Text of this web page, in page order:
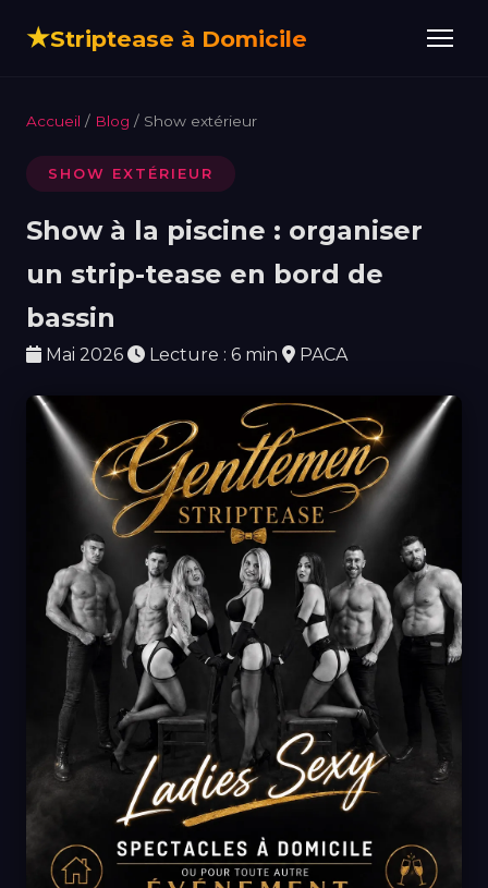
★Striptease à Domicile
Accueil / Blog / Show extérieur
SHOW EXTÉRIEUR
Show à la piscine : organiser
un strip-tease en bord de
bassin
Mai 2026 Lecture : 6 min PACA